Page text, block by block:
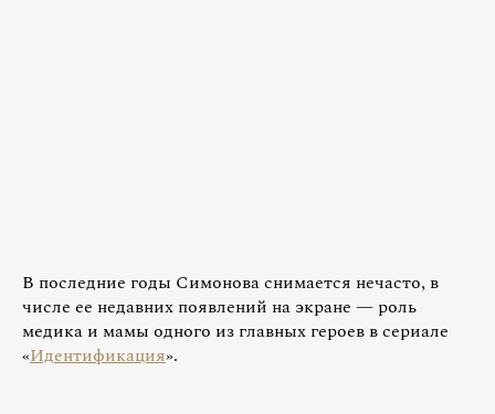
В последние годы Симонова снимается нечасто, в
числе ее недавних появлений на экране — роль
медика и мамы одного из главных героев в сериале
«Идентификация».